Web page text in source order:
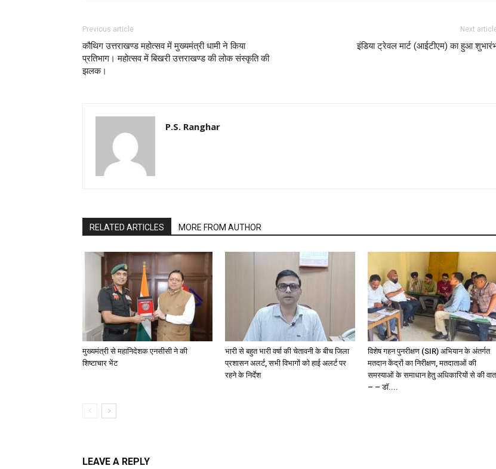
Previous article
कौथिग उत्तराखण्ड महोत्सव में मुख्यमंत्री धामी ने किया
प्रतिभाग। महोत्सव में बिखरी उत्तराखण्ड की लोक संस्कृति की
झलक।
Next
इंडिया ट्रेवल मार्ट (आईटीएम) का हुआ
P.S. Ranghar
RELATED ARTICLES MORE FROM AUTHOR
मुख्यमंत्री से महानिदेशक एनसीसी ने की
शिष्टाचार भेंट
भारी से बहुत भारी वर्षा की चेतावनी के बीच जिला
प्रशासन अलर्ट, सभी विभागों को हाई अलर्ट पर
रहने के निर्देश
विशेष गहन पुनरीक्षण (SIR) अभियान के अंतर्गत
मतदान केंद्रों का निरीक्षण, मतदाताओं की
समस्याओं के समाधान हेतु अधिकारियों से की
– – डॉ....
LEAVE A REPLY